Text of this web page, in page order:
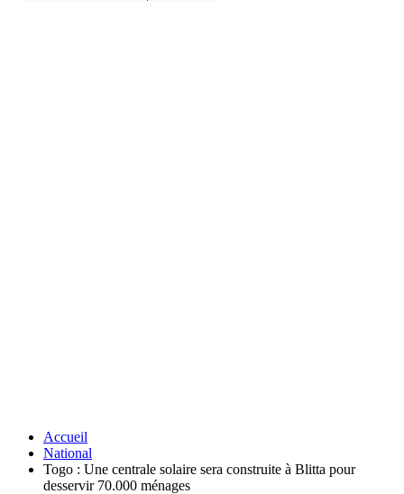
Accueil
National
Togo : Une centrale solaire sera construite à Blitta pour
desservir 70.000 ménages